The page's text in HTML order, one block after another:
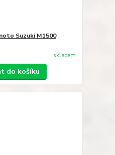
Suzuki M1500
skladem
do košíku